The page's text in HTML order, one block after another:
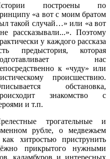
построены по
«а вот с моим братом
такой случай…» или «а вот
рассказывали...». Поэтому
у каждого рассказа
предыстория, которая
нас
к «чуду» или
происшествию.
обстановка,
знакомство с
и т.п.
трогательные и
рубле, о медвежьем
хитростью приструнить
прикрытого нужными
каламбуров и интересных